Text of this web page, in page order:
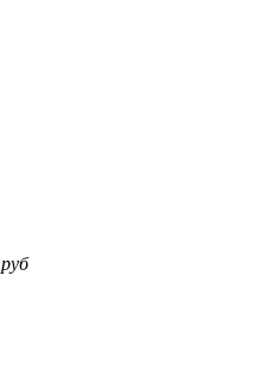
руб